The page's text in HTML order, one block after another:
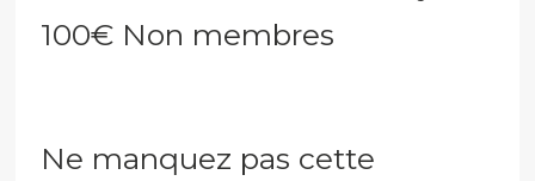
100€ Non membres
Ne manquez pas cette